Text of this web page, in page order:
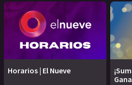
Horarios | El Nueve